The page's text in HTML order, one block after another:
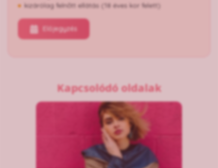
kizárólag felnőtt ellátás (18 éves kor felett)
Előjegyzés
Kapcsolódó oldalak